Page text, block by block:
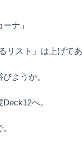
ナ」
リスト」は上げてあ
ようか。
へ。